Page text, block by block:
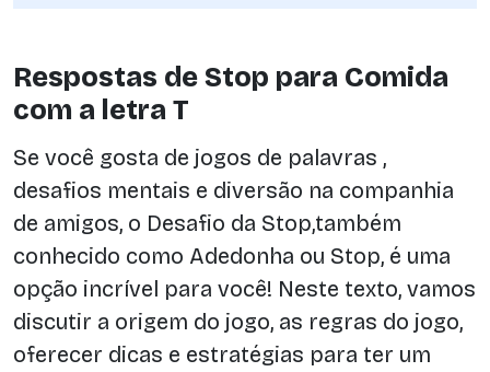
Respostas de Stop para Comida
com a letra T
Se você gosta de jogos de palavras ,
desafios mentais e diversão na companhia
de amigos, o Desafio da Stop,também
conhecido como Adedonha ou Stop, é uma
opção incrível para você! Neste texto, vamos
discutir a origem do jogo, as regras do jogo,
oferecer dicas e estratégias para ter um